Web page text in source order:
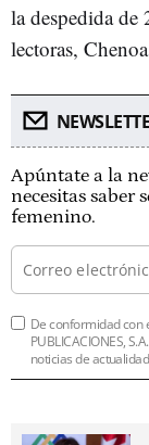
la despedida
lectoras,
Apúntate a la
necesitas saber
femenino.
De conformidad con
PUBLICACIONES,
noticias de